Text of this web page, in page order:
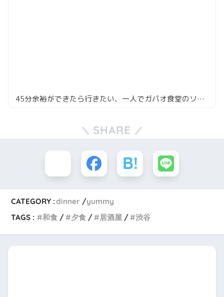
45分余裕ができたら行きたい、一人でガパオ食堂のソムタム酒場
SHARE
CATEGORY :dinner
yummy
TAGS :
和食 夕食 居酒屋 渋谷